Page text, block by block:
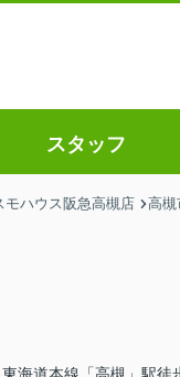
スタッフ
モハウス阪急高槻店 高槻